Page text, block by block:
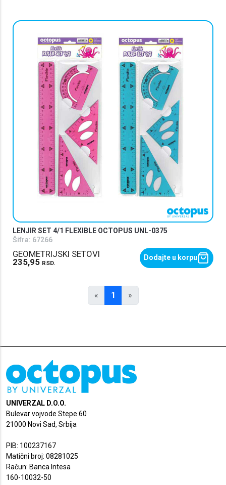
LENJIR SET 4/1 FLEXIBLE OCTOPUS UNL-0375
Šifra: 67266
GEOMETRIJSKI SETOVI
235,95 RSD.
Dodajte u korpu
« 1 »
UNIVERZAL D.O.O.
Bulevar vojvode Stepe 60
21000 Novi Sad, Srbija
PIB: 100237167
Matični broj: 08281025
Račun: Banca Intesa
160-10032-50